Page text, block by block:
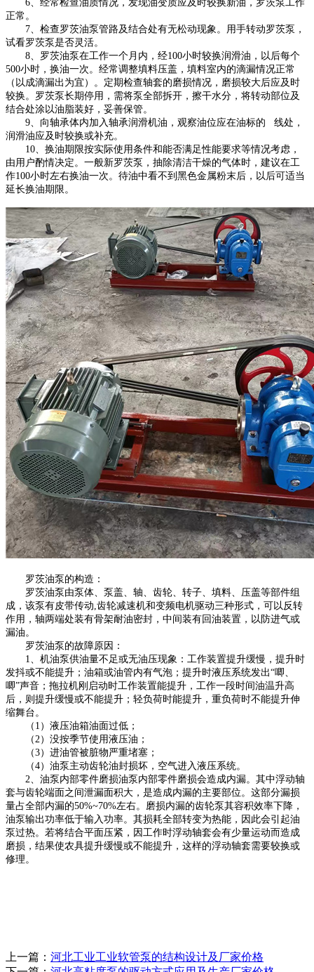
6、经常检查油质情况，发现油变质应及时较换新油，罗茨泵工作
正常。
7、检查罗茨油泵管路及结合处有无松动现象。用手转动罗茨泵，
试看罗茨泵是否灵活。
8、罗茨油泵在工作一个月内，经100小时较换润滑油，以后每个
500小时，换油一次。经常调整填料压盖，填料室内的滴漏情况正常
（以成滴漏出为宜）。定期检查轴套的磨损情况，磨损较大后应及时
较换。罗茨泵长期停用，需将泵全部拆开，擦干水分，将转动部位及
结合处涂以油脂装好，妥善保管。
9、向轴承体内加入轴承润滑机油，观察油位应在油标的 线处，
润滑油应及时较换或补充。
10、换油期限按实际使用条件和能否满足性能要求等情况考虑，
由用户酌情决定。一般新罗茨泵，抽除清洁干燥的气体时，建议在工
作100小时左右换油一次。待油中看不到黑色金属粉末后，以后可适当
延长换油期限。
罗茨油泵的构造：
罗茨油泵由泵体、泵盖、轴、齿轮、转子、填料、压盖等部件组
成，该泵有皮带传动,齿轮减速机和变频电机驱动三种形式，可以反转
作用，轴两端处装有骨架耐油密封，中间装有回油装置，以防进气或
漏油。
罗茨油泵的故障原因：
1、 机油泵供油量不足或无油压现象：工作装置提升缓慢，提升时
发抖或不能提升；油箱或油管内有气泡；提升时液压系统发出“唧、
唧”声音；拖拉机刚启动时工作装置能提升，工作一段时间油温升高
后，则提升缓慢或不能提升；轻负荷时能提升，重负荷时不能提升伸
缩舞台。
（ 1）液压油箱油面过低；
（2）没按季节使用液压油；
（3）进油管被脏物严重堵塞；
（4）油泵主动齿轮油封损坏，空气进入液压系统。
2、油泵内部零件磨损油泵内部零件磨损会造成内漏。其中浮动轴
套与齿轮端面之间泄漏面积大，是造成内漏的主要部位。这部分漏损
量占全部内漏的50%~70%左右。磨损内漏的齿轮泵其容积效率下降，
油泵输出功率低于输入功率。其损耗全部转变为热能，因此会引起油
泵过热。若将结合平面压紧，因工作时浮动轴套会有少量运动而造成
磨损，结果使农具提升缓慢或不能提升，这样的浮动轴套需要较换或
修理。
上一篇： 河北工业工业软管泵的结构设计及厂家价格